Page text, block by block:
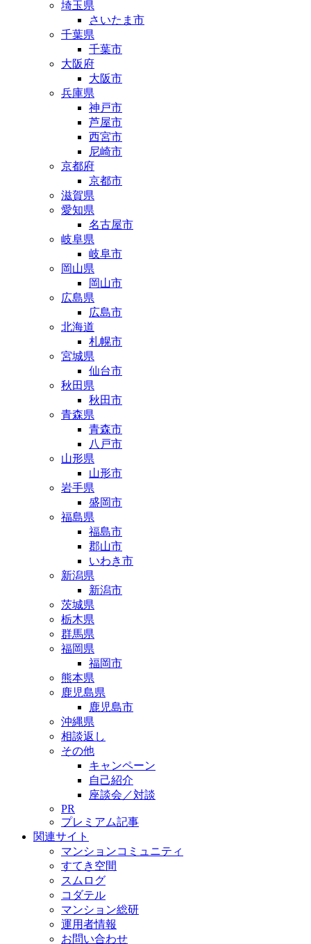
埼玉県
さいたま市
千葉県
千葉市
大阪府
大阪市
兵庫県
神戸市
芦屋市
西宮市
尼崎市
京都府
京都市
滋賀県
愛知県
名古屋市
岐阜県
岐阜市
岡山県
岡山市
広島県
広島市
北海道
札幌市
宮城県
仙台市
秋田県
秋田市
青森県
青森市
八戸市
山形県
山形市
岩手県
盛岡市
福島県
福島市
郡山市
いわき市
新潟県
新潟市
茨城県
栃木県
群馬県
福岡県
福岡市
熊本県
鹿児島県
鹿児島市
沖縄県
相談返し
その他
キャンペーン
自己紹介
座談会／対談
PR
プレミアム記事
関連サイト
マンションコミュニティ
すてき空間
スムログ
コダテル
マンション総研
運用者情報
お問い合わせ